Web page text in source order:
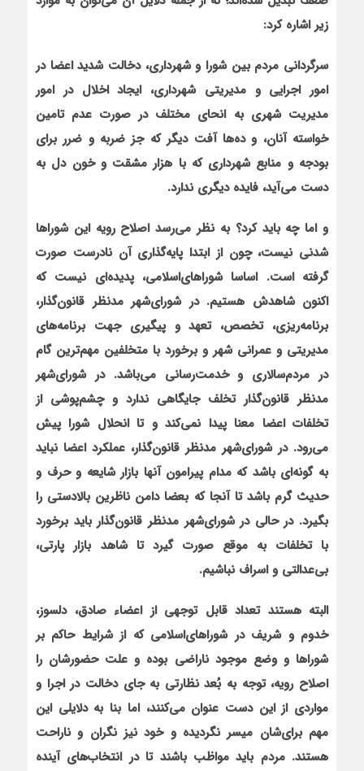
زير اشاره کرد:
سرگرداني مردم بين شورا و شهرداري، دخالت شدید اعضا در
امور اجرايي و مديريتي شهرداري، ایجاد اخلال در امور
مدیریت شهری به انحای مختلف در صورت عدم تامين
خواسته آنان، و ده‌ها آفت ديگر که جز ضربه و ضرر براي
بودجه و منابع شهرداري که با هزار مشقت و خون دل به
دست می‌آید، فایده دیگری ندارد.
و اما چه بايد کرد؟ به نظر می‌رسد اصلاح رويه این شوراها
شدني نيست، چون از ابتدا پايه‌گذاري آن نادرست صورت
گرفته است. اساسا شوراهاي‌اسلامي، پدیده‌ای نيست که
اکنون شاهدش هستيم. در شورای‌شهر مدنظر قانون‌گذار،
برنامه‌ریزی، تخصص، تعهد و پیگیری جهت برنامه‌های
مدیریتی و عمرانی شهر و برخورد با متخلفین مهم‌ترين گام
در مردم‌سالاري و خدمت‌رساني مي‌باشد. در شورای‌شهر
مدنظر قانون‌گذار تخلف جایگاهی ندارد و چشم‌پوشی از
تخلفات اعضا معنا پیدا نمی‌کند و تا انحلال شورا پیش‌
می‌رود. در شورای‌شهر مدنظر قانون‌گذار، عملکرد اعضا نباید
به گونه‌ای باشد که مدام پیرامون آنها بازار شایعه و حرف و
حدیث گرم باشد تا آنجا که بعضا دامن ناظرین بالادستی را
بگیرد. در حالی در شورای‌شهر مدنظر قانون‌گذار باید برخورد
با تخلفات به موقع صورت گیرد تا شاهد بازار پارتي،
بي‌عدالتي و اسراف نباشیم.
البته هستند تعداد قابل توجهي از اعضاء صادق، دلسوز،
خدوم و شريف در شوراهاي‌اسلامي که از شرايط حاکم بر
شوراها و وضع موجود ناراضي بوده و علت حضورشان را
اصلاح رويه، توجه به بُعد نظارتي به جاي دخالت در اجرا و
مواردي از اين دست عنوان می‌کنند، اما بنا به دلايلي اين
مهم براي‌شان ميسر نگرديده و خود نيز نگران و ناراحت
هستند. مردم باید مواظب باشند تا در انتخاب‌های آینده